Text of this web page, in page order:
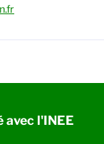
avec l'INEE